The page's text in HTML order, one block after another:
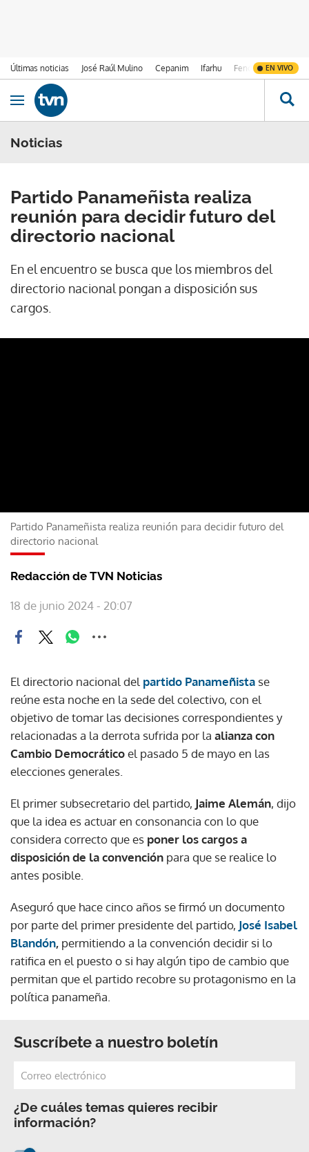
Últimas noticias José Raúl Mulino Cepanim Ifarhu Fenómeno de El
EN VIVO
Ir al contenido
Obrir navegació
Noticias
Partido Panameñista realiza
reunión para decidir futuro del
directorio nacional
En el encuentro se busca que los miembros del
directorio nacional pongan a disposición sus
cargos.
Partido Panameñista realiza reunión para decidir futuro del
directorio nacional
Redacción de TVN Noticias
18 de junio 2024 - 20:07
El directorio nacional del partido Panameñista se
reúne esta noche en la sede del colectivo, con el
objetivo de tomar las decisiones correspondientes y
relacionadas a la derrota sufrida por la alianza con
Cambio Democráticoel pasado 5 de mayo en las
elecciones generales.
El primer subsecretario del partido, Jaime Alemán, dijo
que la idea es actuar en consonancia con lo que
considera correcto que es poner los cargos a
disposición de la convención para que se realice lo
antes posible.
Aseguró que hace cinco años se firmó un documento
por parte del primer presidente del partido, José Isabel
Blandón, permitiendo a la convención decidir si lo
ratifica en el puesto o si hay algún tipo de cambio que
permitan que el partido recobre su protagonismo en la
política panameña.
Suscríbete a nuestro boletín
¿De cuáles temas quieres recibir
información?